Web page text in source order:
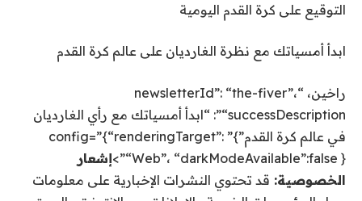
التوقيع على كرة القدم اليومية
ابدأ أمسياتك مع نظرة الغارديان على عالم كرة القدم
راخين، “newsletterId”: “the-fiver”،
“successDescription”: “ابدأ أمسياتك مع رأي الغارديان
في عالم كرة القدم”}” config=”{“renderingTarget”:
“Web”، “darkModeAvailable”:false }”>
إشعار
الخصوصية: قد تحتوي النشرات الإخبارية على معلومات